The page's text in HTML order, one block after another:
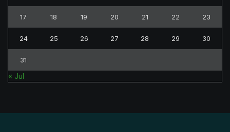
17 18 19 20 21 22 23
24 25 26 27 28 29 30
31
« Jul